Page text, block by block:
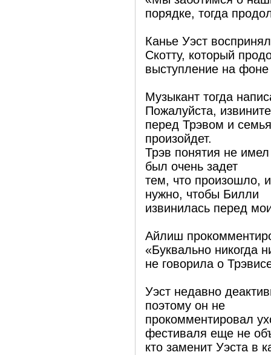
порядке, тогда
Канье Уэст
Скотту, который
выступление на
Музыкант тогда
Пожалуйста,
перед Трэвом и
произойдет.
Трэв понятия не
был очень задет
тем, что произошло,
нужно, чтобы Билли
извинилась перед
Айлиш
«Буквально никогда
не говорила о
Уэст недавно
поэтому он не
прокомментировал
фестиваля еще не
кто заменит Уэста в